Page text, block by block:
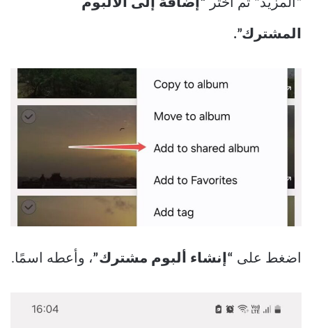
“المزيد” ثم اختر “إضافة إلى الألبوم
المشترك”.
اضغط على “إنشاء ألبوم مشترك”، وأعطه اسمًا.